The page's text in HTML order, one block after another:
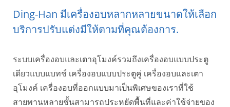
Ding-Han มีเครื่องอบหลากหลายขนาดให้เลือก
บริการปรับแต่งมีให้ตามที่คุณต้องการ.
ระบบเครื่องอบและเตาอุโมงค์รวมถึงเครื่องอบแบบประตู
เดียวแบบแบทช์ เครื่องอบแบบประตูคู่ เครื่องอบและเตา
อุโมงค์ เครื่องอบที่ออกแบบมาเป็นพิเศษของเราที่ใช้
สายพานหลายชั้นสามารถประหยัดพื้นที่และค่าใช้จ่ายของ